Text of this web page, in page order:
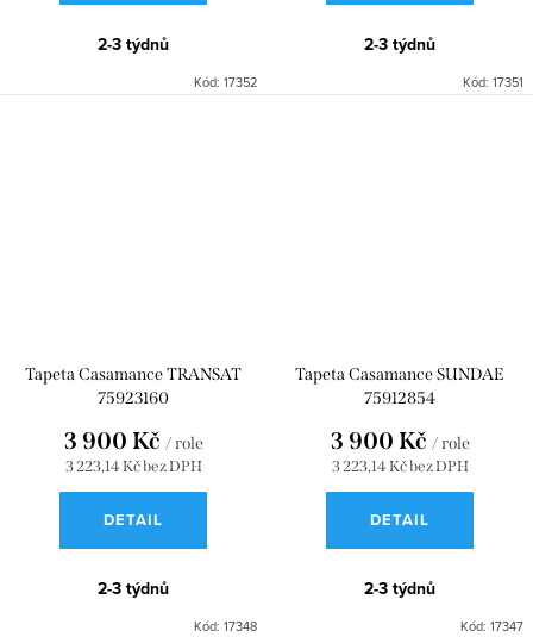
2-3 týdnů
Kód: 17352
2-3 týdnů
Kód: 17351
Tapeta Casamance TRANSAT
75923160
3 223,14 Kč bez DPH
3 900 Kč / role
DETAIL
2-3 týdnů
Kód: 17348
Tapeta Casamance SUNDAE
75912854
3 223,14 Kč bez DPH
3 900 Kč / role
DETAIL
2-3 týdnů
Kód: 17347